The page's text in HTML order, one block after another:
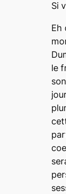
Si
Eh
le